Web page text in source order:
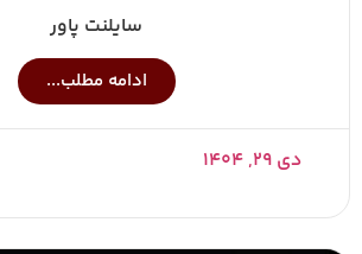
سایلنت پاور
ادامه مطلب...
دی ۲۹, ۱۴۰۴